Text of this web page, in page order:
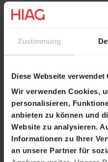
Zustimmung
Diese Webseite verwendet
Wir verwenden Cookies,
personalisieren,
anbieten zu können und
Website zu analysieren.
Informationen zu Ihrer
an unsere Partner für